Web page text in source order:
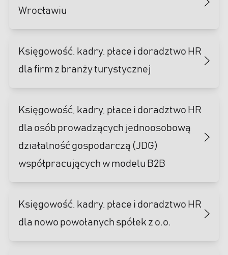
Wrocławiu
Księgowość, kadry, płace i doradztwo HR
dla firm z branży turystycznej
Księgowość, kadry, płace i doradztwo HR
dla osób prowadzących jednoosobową
działalność gospodarczą (JDG)
współpracujących w modelu B2B
Księgowość, kadry, płace i doradztwo HR
dla nowo powołanych spółek z o.o.